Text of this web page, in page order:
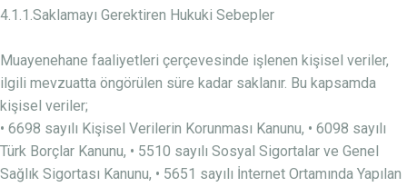
4.1.1.Saklamayı Gerektiren Hukuki Sebepler
Muayenehane faaliyetleri çerçevesinde işlenen kişisel veriler,
ilgili mevzuatta öngörülen süre kadar saklanır. Bu kapsamda
kişisel veriler;
• 6698 sayılı Kişisel Verilerin Korunması Kanunu, • 6098 sayılı
Türk Borçlar Kanunu, • 5510 sayılı Sosyal Sigortalar ve Genel
Sağlık Sigortası Kanunu, • 5651 sayılı İnternet Ortamında Yapılan